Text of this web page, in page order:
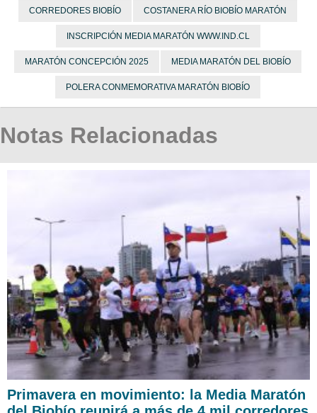
CORREDORES BIOBÍO COSTANERA RÍO BIOBÍO MARATÓN
INSCRIPCIÓN MEDIA MARATÓN WWW.IND.CL
MARATÓN CONCEPCIÓN 2025 MEDIA MARATÓN DEL BIOBÍO
POLERA CONMEMORATIVA MARATÓN BIOBÍO
Notas Relacionadas
Primavera en movimiento: la Media Maratón